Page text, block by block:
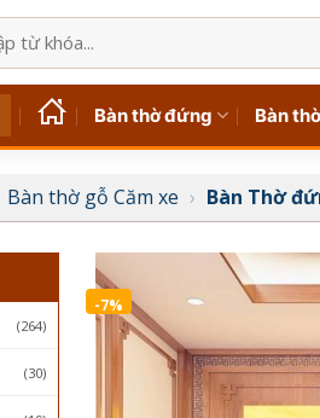
Bàn thờ đứng Bàn
Bàn thờ gỗ Căm xe › Bàn Thờ
(264)
(30)
-7%